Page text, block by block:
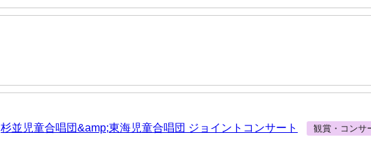
杉並児童合唱団&amp;東海児童合唱団 ジョイントコンサート 観賞・コンサ